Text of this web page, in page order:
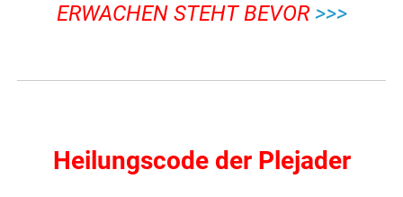
ERWACHEN STEHT BEVOR >>>
Heilungscode der Plejader